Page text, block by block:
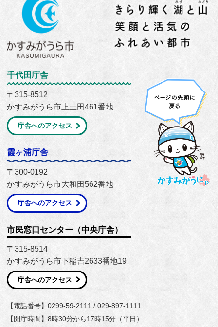
千代田庁舎
〒315-8512
かすみがうら市上土田461番地
庁舎へのアクセス
霞ヶ浦庁舎
〒300-0192
かすみがうら市大和田562番地
庁舎へのアクセス
市民窓口センター（中央庁舎）
〒315-8514
かすみがうら市下稲吉2633番地19
庁舎へのアクセス
【電話番号】0299-59-2111 / 029-897-1111
【開庁時間】8時30分から17時15分（平日）